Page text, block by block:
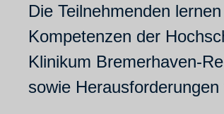
Die Teilnehmenden
Kompetenzen der
Klinikum Bremerhaven-
sowie